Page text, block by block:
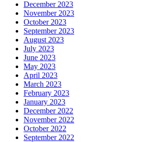
December 2023
November 2023
October 2023
September 2023
August 2023
July 2023
June 2023
May 2023
April 2023
March 2023
February 2023
January 2023
December 2022
November 2022
October 2022
September 2022